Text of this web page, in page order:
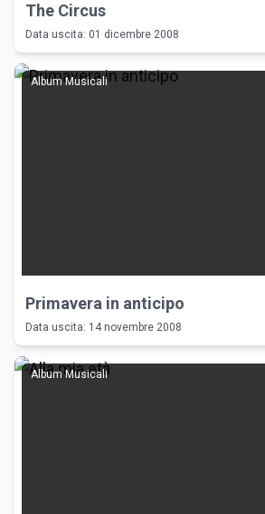
The Circus
Data uscita: 01 dicembre 2008
Album Musicali
Primavera in anticipo
Data uscita: 14 novembre 2008
Album Musicali